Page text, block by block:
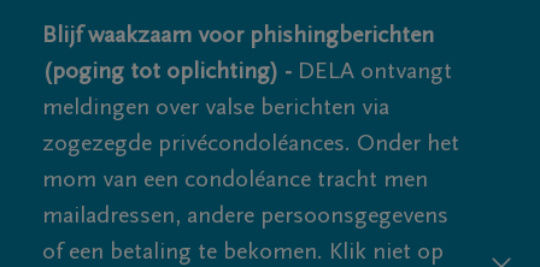
Blijf waakzaam voor phishingberichten
(poging tot oplichting) - DELA ontvangt
meldingen over valse berichten via
zogezegde privécondoléances. Onder het
mom van een condoléance tracht men
mailadressen, andere persoonsgegevens
of een betaling te bekomen. Klik niet op